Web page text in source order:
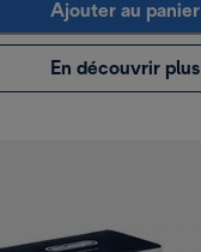
Ajouter au panier
En découvrir plus